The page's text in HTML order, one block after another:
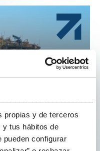
propias y de terceros
y tus hábitos de
pueden configurar